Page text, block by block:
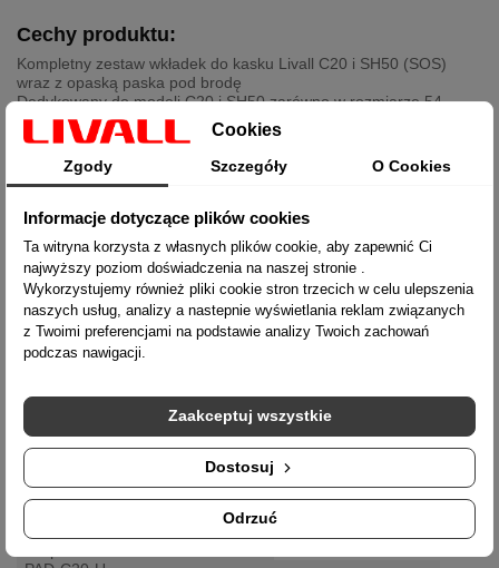
Cechy produktu:
Kompletny zestaw wkładek do kasku Livall C20 i SH50 (SOS)
wraz z opaską paska pod brodę
Dedykowany do modeli C20 i SH50 zarówno w rozmiarze 54-
58cm (M) jak i 58-62cm (L)
Mocowanie na rzepowe naklejki znajdujące się na wewnętrznej
części kasku
Umożliwia wymianę uszkodzonej lub zużytej wyściółki kasku
Typ produktu
wkładka
wyściółka
Przeznaczenie
SH50 (SOS)
54-58cm
58-62cm
czarny
Producent
Livall
Cookies
Zgody Szczegóły O Cookies
Informacje dotyczące plików cookies
Ta witryna korzysta z własnych plików cookie, aby zapewnić Ci
najwyższy poziom doświadczenia na naszej stronie .
Wykorzystujemy również pliki cookie stron trzecich w celu ulepszenia
naszych usług, analizy a nastepnie wyświetlania reklam związanych
z Twoimi preferencjami na podstawie analizy Twoich zachowań
podczas nawigacji.
Odrzuć
Dostosuj
Zaakceptuj wszystkie